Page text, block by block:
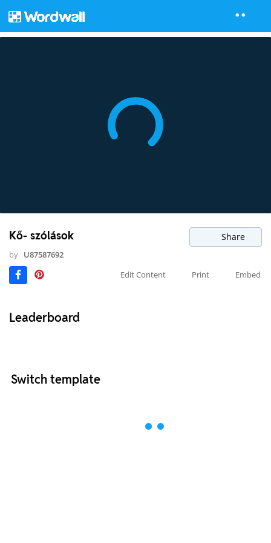
Kő- szólások Share
by U87587692
Edit Content
Print Embed
Leaderboard
Switch template